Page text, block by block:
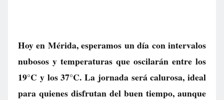
Hoy en Mérida, esperamos un día con intervalos
nubosos y temperaturas que oscilarán entre los
19°C y los 37°C. La jornada será calurosa, ideal
para quienes disfrutan del buen tiempo, aunque